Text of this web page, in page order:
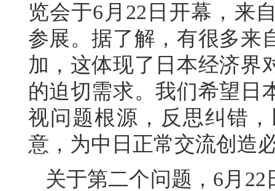
览会于6月22日开幕，来
参展。据了解，有很多来
加，这体现了日本经济界
的迫切需求。我们希望日
视问题根源，反思纠错
意，为中日正常交流创造
关于第二个问题，6月